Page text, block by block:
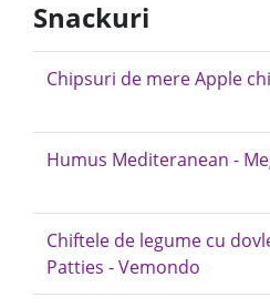
Snackuri
Chipsuri de mere Apple
Humus Mediteranean -
Chiftele de legume cu
Patties - Vemondo